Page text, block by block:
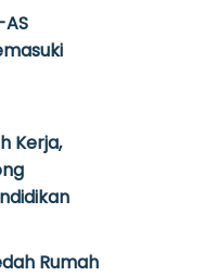
Kerja,
Rumah